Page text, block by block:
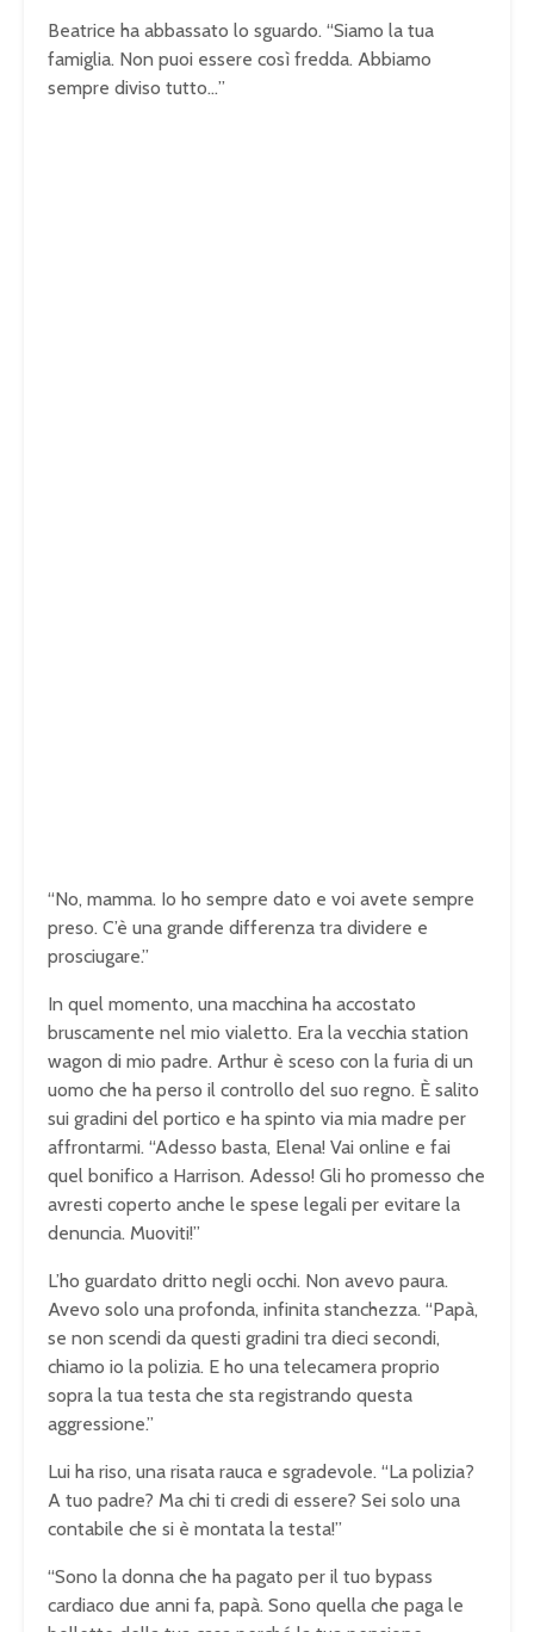
Beatrice ha abbassato lo sguardo. “Siamo la tua
famiglia. Non puoi essere così fredda. Abbiamo
sempre diviso tutto…”
“No, mamma. Io ho sempre dato e voi avete sempre
preso. C’è una grande differenza tra dividere e
prosciugare.”
In quel momento, una macchina ha accostato
bruscamente nel mio vialetto. Era la vecchia station
wagon di mio padre. Arthur è sceso con la furia di un
uomo che ha perso il controllo del suo regno. È salito
sui gradini del portico e ha spinto via mia madre per
affrontarmi. “Adesso basta, Elena! Vai online e fai
quel bonifico a Harrison. Adesso! Gli ho promesso che
avresti coperto anche le spese legali per evitare la
denuncia. Muoviti!”
L’ho guardato dritto negli occhi. Non avevo paura.
Avevo solo una profonda, infinita stanchezza. “Papà,
se non scendi da questi gradini tra dieci secondi,
chiamo io la polizia. E ho una telecamera proprio
sopra la tua testa che sta registrando questa
aggressione.”
Lui ha riso, una risata rauca e sgradevole. “La polizia?
A tuo padre? Ma chi ti credi di essere? Sei solo una
contabile che si è montata la testa!”
“Sono la donna che ha pagato per il tuo bypass
cardiaco due anni fa, papà. Sono quella che paga le